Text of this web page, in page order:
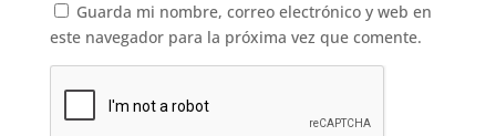
Guarda mi nombre, correo electrónico y web en
este navegador para la próxima vez que comente.